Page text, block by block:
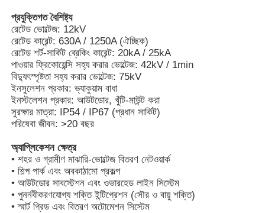
প্রযুক্তিগত বৈশিষ্ট্য
রেটেড ভোল্টেজ: 12kV
রেটেড কারেন্ট: 630A / 1250A (ঐচ্ছিক)
রেটেড শর্ট-সার্কিট ব্রেকিং কারেন্ট: 20kA / 25kA
পাওয়ার ফ্রিকোয়েন্সি সহ্য করার ভোল্টেজ: 42kV / 1min
বিদ্যুৎস্পৃষ্টতা সহ্য করার ভোল্টেজ: 75kV
ইনসুলেশন প্রকার: ভ্যাকুয়াম বাধা
ইনস্টলেশন প্রকার: আউটডোর, খুঁটি-মাউন্ট করা
সুরক্ষার মাত্রা: IP54 / IP67 (প্রধান সার্কিট)
পরিষেবা জীবন: >20 বছর
অ্যাপ্লিকেশন ক্ষেত্র
• শহর ও গ্রামীণ মাঝারি-ভোল্টেজ বিতরণ নেটওয়ার্ক
• শিল্প পার্ক এবং অবকাঠামো প্রকল্প
• আউটডোর সাবস্টেশন এবং ওভারহেড লাইন সিস্টেম
• পুনর্নবীকরণযোগ্য শক্তি ইন্টিগ্রেশন (সৌর ও বায়ু শক্তি)
• স্মার্ট গ্রিড এবং বিতরণ অটোমেশন সিস্টেম